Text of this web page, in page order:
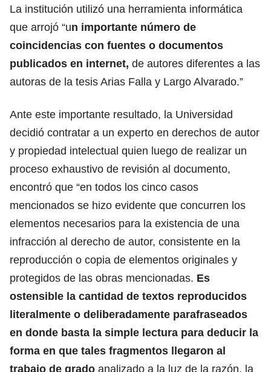
La institución utilizó una herramienta informática
que arrojó “un importante número de
coincidencias con fuentes o documentos
publicados en internet, de autores diferentes a las
autoras de la tesis Arias Falla y Largo Alvarado.”
Ante este importante resultado, la Universidad
decidió contratar a un experto en derechos de autor
y propiedad intelectual quien luego de realizar un
proceso exhaustivo de revisión al documento,
encontró que “en todos los cinco casos
mencionados se hizo evidente que concurren los
elementos necesarios para la existencia de una
infracción al derecho de autor, consistente en la
reproducción o copia de elementos originales y
protegidos de las obras mencionadas. Es
ostensible la cantidad de textos reproducidos
literalmente o deliberadamente parafraseados
en donde basta la simple lectura para deducir la
forma en que tales fragmentos llegaron al
trabajo de grado analizado a la luz de la razón, la